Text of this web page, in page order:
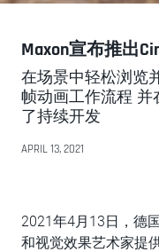
Maxon宣布推出
在场景中轻松浏览
帧动画工作流程
了持续开发
APRIL 13, 2021
2021年4月13日，德
和视觉效果艺术家提